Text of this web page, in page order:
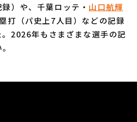
）や、千葉ロッテ・ 山口航輝
打（パ史上7人目）などの記録
2026年もさまざまな選手の記